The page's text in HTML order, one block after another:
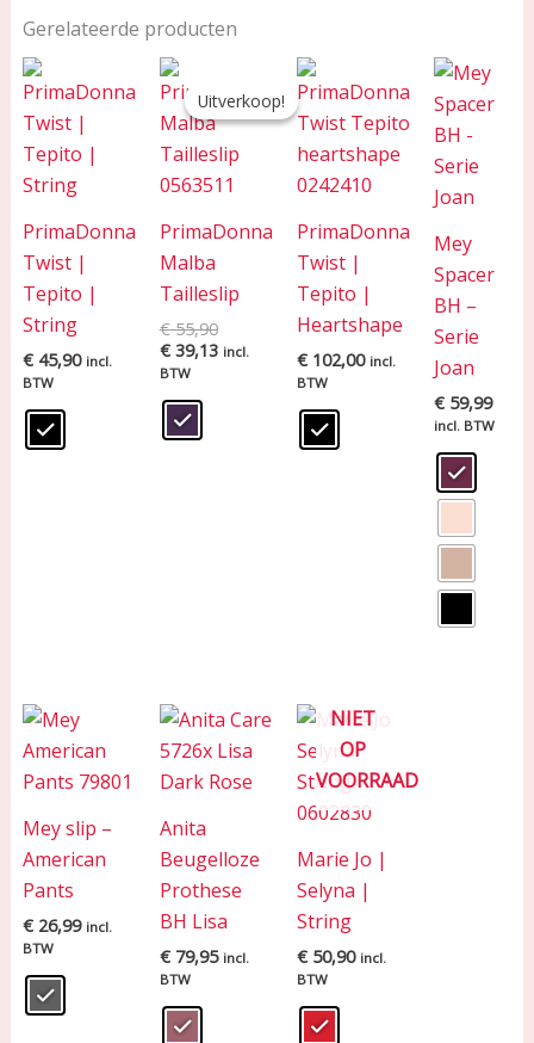
Gerelateerde producten
PrimaDonna
Twist |
Tepito |
String
€45,90 incl.
BTW
Uitverkoop!
Uitverkoop!
PrimaDonna
Malba
Tailleslip
€55,90
Oorspronkelijke
was:
€ 55,90.
€39,13
is:
€ 39,13.
incl.
BTW
PrimaDonna
Twist |
Tepito |
Heartshape
€102,00 incl.
BTW
Mey
Spacer
BH –
Serie
Joan
€59,99
incl. BTW
Mey slip –
American
Pants
€26,99 incl.
BTW
Anita
Beugelloze
Prothese
BH Lisa
€79,95 incl.
BTW
NIET
OP
VOORRAAD
Marie Jo |
Selyna |
String
€50,90 incl.
BTW